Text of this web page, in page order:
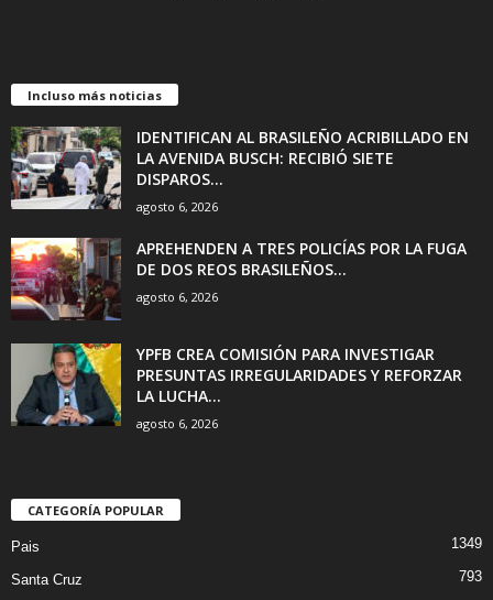
Incluso más noticias
IDENTIFICAN AL BRASILEÑO ACRIBILLADO EN
LA AVENIDA BUSCH: RECIBIÓ SIETE
DISPAROS...
agosto 6, 2026
APREHENDEN A TRES POLICÍAS POR LA FUGA
DE DOS REOS BRASILEÑOS...
agosto 6, 2026
YPFB CREA COMISIÓN PARA INVESTIGAR
PRESUNTAS IRREGULARIDADES Y REFORZAR
LA LUCHA...
agosto 6, 2026
CATEGORÍA POPULAR
Pais 1349
Santa Cruz 793